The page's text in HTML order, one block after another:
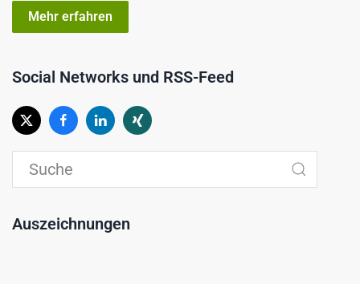
Mehr erfahren
Social Networks und RSS-Feed
Auszeichnungen